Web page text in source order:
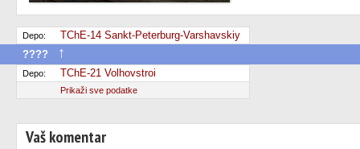
Depo:
TChE-14 Sankt-Peterburg-Varshavskiy
????
↑
Depo: TChE-21 Volhovstroi
Prikaži sve podatke
Vaš komentar